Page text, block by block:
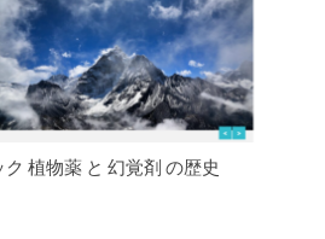
植物薬 と 幻覚剤 の歴史